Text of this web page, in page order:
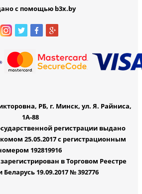
с помощью b3x.by
РБ, г. Минск, ул. Я. Райниса,
1А-88
регистрации выдано
25.05.2017 с регистрационным
192819916
в Торговом Реестре
Беларусь 19.09.2017 № 392776